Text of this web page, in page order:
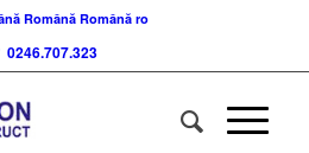
Română Română ro
0246.707.323